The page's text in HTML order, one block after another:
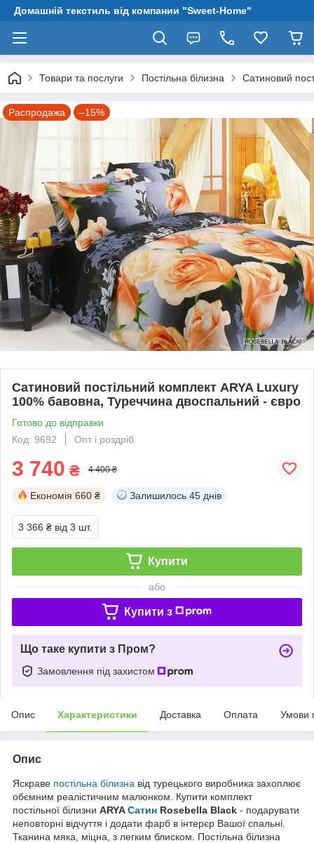
Домашній текстиль від компании "Sweet-Home"
Товари та послуги Постільна білизна Сатиновий
Распродажа –15%
Сатиновий постільний комплект ARYA Luxury
100% бавовна, Туреччина двоспальний - євро
Готово до відправки
Код: 9692
Опт і роздріб
3 740 ₴ 4 400 ₴
Економія 660 ₴ Залишилось 45 днів
3 366 ₴ від 3 шт.
Купити
або
Купити з
Що таке купити з Пром?
Замовлення під захистом
Опис Характеристики Доставка Оплата Умови
Опис
Яскраве постільна білизна від турецького виробника захоплює
обємним реалістичним малюнком. Купити комплект
постільної білизни ARYAСатин Rosebella Black - подарувати
неповторні відчуття і додати фарб в інтерєр Вашої спальні.
Тканина мяка, міцна, з легким блиском. Постільна білизна